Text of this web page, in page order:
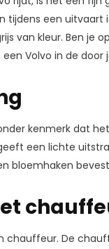
tijdens een
van kleur. Ben
Volvo in de door
kenmerk dat
een lichte
bloemhaken
chauffeur. De